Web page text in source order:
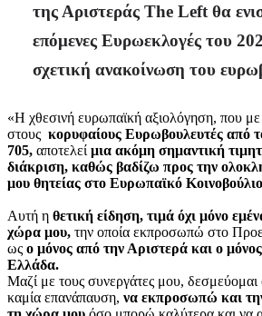
της Αριστεράς Τhe Left θα
επόμενες Ευρωεκλογές του
σχετική ανακοίνωση του
«H χθεσινή ευρωπαϊκή αξιολόγηση, που με
στους κορυφαίους Ευρωβουλευτές από
705, αποτελεί μια ακόμη σημαντική
διάκριση, καθώς βαδίζω προς την
μου θητείας στο Ευρωπαϊκό
Αυτή η θετική είδηση, τιμά όχι μόνο
χώρα μου, την οποία εκπροσωπώ στο
ως ο μόνος από την Αριστερά και ο
Ελλάδα.
Μαζί με τους συνεργάτες μου, δεσμεύομαι
καμία επανάπαυση, να εκπροσωπώ και